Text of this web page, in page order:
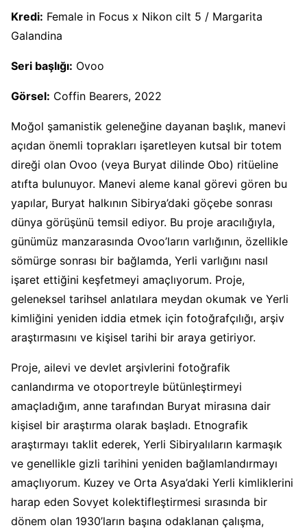
Kredi: Female in Focus x Nikon cilt 5 / Margarita
Galandina
Seri başlığı: Ovoo
Görsel: Coffin Bearers, 2022
Moğol şamanistik geleneğine dayanan başlık, manevi
açıdan önemli toprakları işaretleyen kutsal bir totem
direği olan Ovoo (veya Buryat dilinde Obo) ritüeline
atıfta bulunuyor. Manevi aleme kanal görevi gören bu
yapılar, Buryat halkının Sibirya’daki göçebe sonrası
dünya görüşünü temsil ediyor. Bu proje aracılığıyla,
günümüz manzarasında Ovoo’ların varlığının, özellikle
sömürge sonrası bir bağlamda, Yerli varlığını nasıl
işaret ettiğini keşfetmeyi amaçlıyorum. Proje,
geleneksel tarihsel anlatılara meydan okumak ve Yerli
kimliğini yeniden iddia etmek için fotoğrafçılığı, arşiv
araştırmasını ve kişisel tarihi bir araya getiriyor.
Proje, ailevi ve devlet arşivlerini fotoğrafik
canlandırma ve otoportreyle bütünleştirmeyi
amaçladığım, anne tarafından Buryat mirasına dair
kişisel bir araştırma olarak başladı. Etnografik
araştırmayı taklit ederek, Yerli Sibiryalıların karmaşık
ve genellikle gizli tarihini yeniden bağlamlandırmayı
amaçlıyorum. Kuzey ve Orta Asya’daki Yerli kimliklerini
harap eden Sovyet kolektifleştirmesi sırasında bir
dönem olan 1930’ların başına odaklanan çalışma,